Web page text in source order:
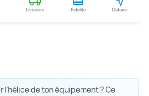
Livraison Fidélité Détaxe
l'hélice de ton équipement ? Ce